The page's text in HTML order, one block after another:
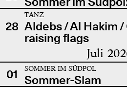
28
TANZ
Aldebs / Al Hakim /
raising flags
Juli
01 SOMMER IM SÜDPOL
Sommer-Slam